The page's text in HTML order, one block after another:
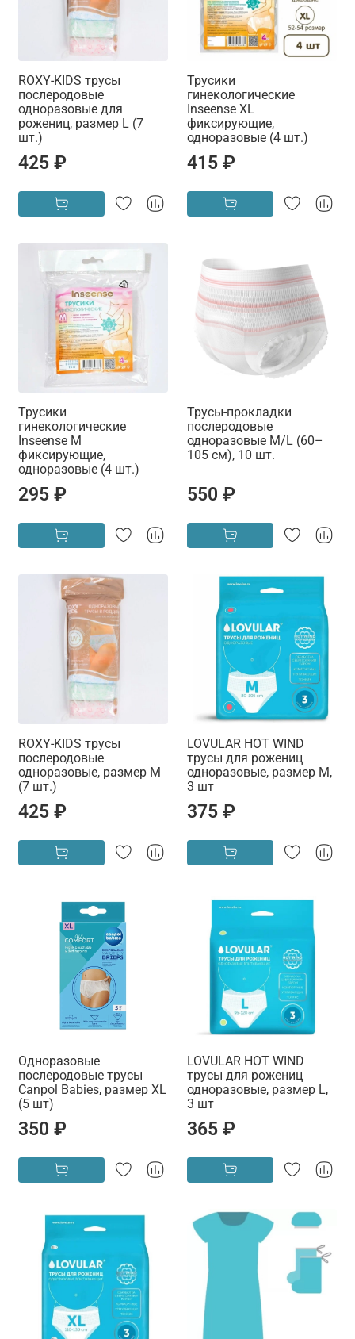
ROXY-KIDS трусы
послеродовые
одноразовые для
рожениц, размер L (7
шт.)
425 ₽
Трусики
гинекологические
Inseense XL
фиксирующие,
одноразовые (4 шт.)
415 ₽
Трусики
гинекологические
Inseense M
фиксирующие,
одноразовые (4 шт.)
295 ₽
Трусы-прокладки
послеродовые
одноразовые M/L (60–
105 см), 10 шт.
550 ₽
ROXY-KIDS трусы
послеродовые
одноразовые, размер M
(7 шт.)
425 ₽
LOVULAR HOT WIND
трусы для рожениц
одноразовые, размер M,
3 шт
375 ₽
Одноразовые
послеродовые трусы
Canpol Babies, размер XL
(5 шт)
350 ₽
LOVULAR HOT WIND
трусы для рожениц
одноразовые, размер L,
3 шт
365 ₽